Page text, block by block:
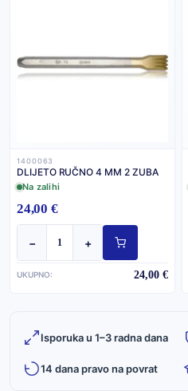
1400063
DLIJETO RUČNO 4 MM 2 ZUBA
Na zalihi
24,00 €
− +
UKUPNO: 24,00 €
Isporuka u 1–3 radna dana
14 dana pravo na povrat